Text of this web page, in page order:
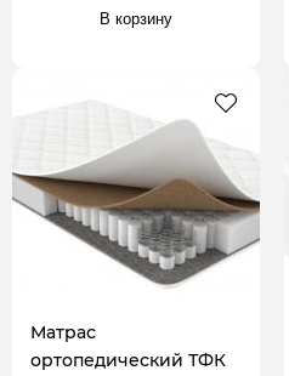
В корзину
Матрас
ортопедический ТФК